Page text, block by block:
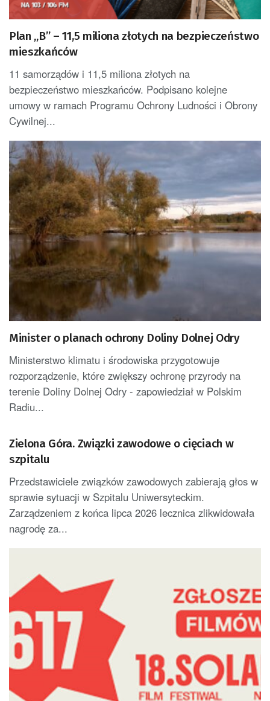
Plan „B” – 11,5 miliona złotych na bezpieczeństwo
mieszkańców
11 samorządów i 11,5 miliona złotych na
bezpieczeństwo mieszkańców. Podpisano kolejne
umowy w ramach Programu Ochrony Ludności i Obrony
Cywilnej...
Minister o planach ochrony Doliny Dolnej Odry
Ministerstwo klimatu i środowiska przygotowuje
rozporządzenie, które zwiększy ochronę przyrody na
terenie Doliny Dolnej Odry - zapowiedział w Polskim
Radiu...
Zielona Góra. Związki zawodowe o cięciach w
szpitalu
Przedstawiciele związków zawodowych zabierają głos w
sprawie sytuacji w Szpitalu Uniwersyteckim.
Zarządzeniem z końca lipca 2026 lecznica zlikwidowała
nagrodę za...